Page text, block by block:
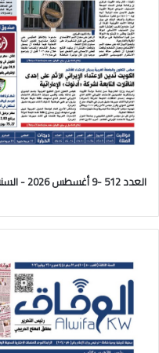
العدد 512 -9 أغسطس 2026 - السنة الثالثة